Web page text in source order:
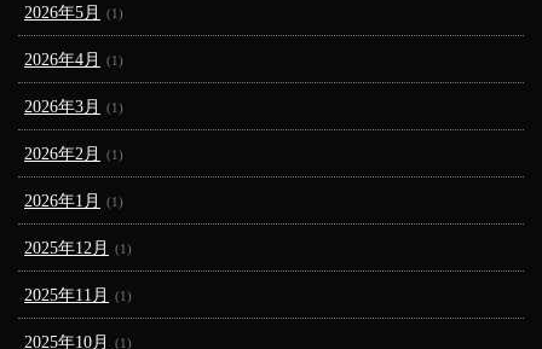
2026年5月 (1)
2026年4月 (1)
2026年3月 (1)
2026年2月 (1)
2026年1月 (1)
2025年12月 (1)
2025年11月 (1)
2025年10月 (1)